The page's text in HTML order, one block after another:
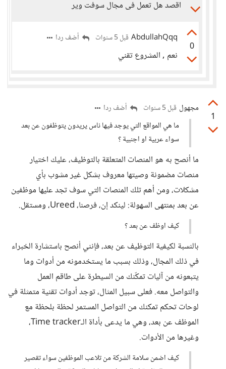
اقصد هل تعمل فى مجال سوفت وير
0
AbdullahQqq قبل 5 سنوات أضف ردا
نعم , المشروع تقني
1
مجهول قبل 5 سنوات
أضف ردا
ما هي المواقع التي يوجد فيها ناس يريدون يتوظفون عن بعد
سواء عربية او اجنبية ؟
ما أنصح به هو المنصات المتعلقة بالتوظيف، عليك اختيار
منصات مضمونة وصيتها معروف بشكل غير مشوب بأي
مشكلات، ومن أهم تلك المنصات التي سوف تجد عليها موظفين
عن بعد بمنتهى السهولة: لينكد إن، فرصنا، Ureed، ومستقل.
كيف اوظف عن بعد ؟
بالنسبة لكيفية التوظيف عن بعد، فإنني أنصح باستشارة الخبراء
في ذلك المجال، وذلك بسبب ما يستخدمونه من أدوات وما
يتبعونه من آليات تمكّنك من السيطرة على طاقم العمل
والتواصل معه. فعلى سبيل المثال، توجد أدوات تقنية متمثلة في
لوحات تحكم تمكنك من التواصل المستمر لحظة بلحظة مع
الموظف عن بعد، وهي ما يدعى بأداة الـTime tracker،
وغيرها من الأدوات.
كيف اضمن سلامة الشركة من تلاعب الموظفين سواء تقصير